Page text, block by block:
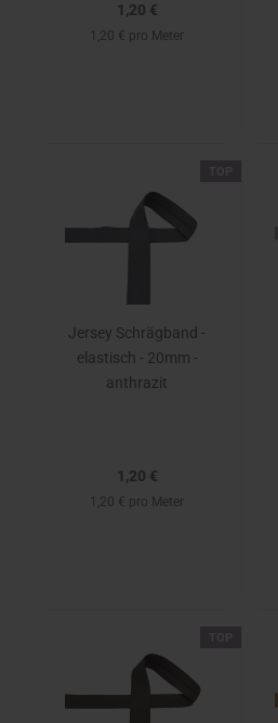
1,20 €
1,20 € pro Meter
Jersey Schrägband -
elastisch - 20mm -
anthrazit
1,20 €
1,20 € pro Meter